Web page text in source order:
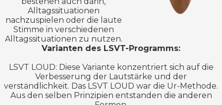
Alltagssituationen
nachzuspielen oder die laute
Stimme in verschiedenen
Alltagssituationen zu nutzen.
Varianten des LSVT-Programms:
LSVT LOUD: Diese Variante konzentriert sich auf die
Verbesserung der Lautstärke und der
verständlichkeit. Das LSVT LOUD war die Ur-Methode.
Aus den selben Prinzipien entstanden die anderen